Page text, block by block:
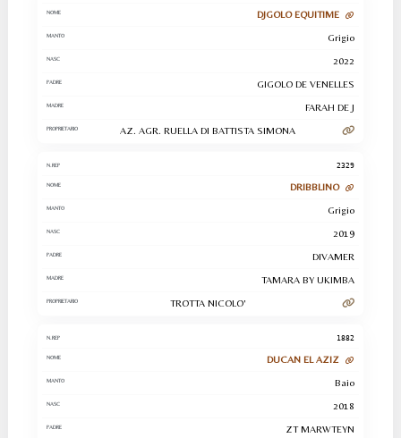
DJGOLO EQUITIME
Grigio
2022
GIGOLO DE VENELLES
FARAH DE J
AZ. AGR. RUELLA DI BATTISTA SIMONA
2329
DRIBBLINO
Grigio
2019
DIVAMER
TAMARA BY UKIMBA
TROTTA NICOLO'
1882
DUCAN EL AZIZ
Baio
2018
ZT MARWTEYN